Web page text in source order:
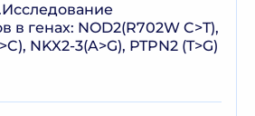
генах: NOD2(R702W C>T),
NKX2-3(A>G), PTPN2 (T>G)